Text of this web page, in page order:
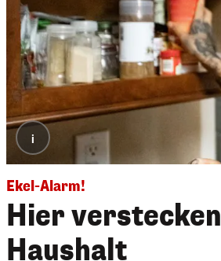
i
Ekel-Alarm!
Hier
Haushalt